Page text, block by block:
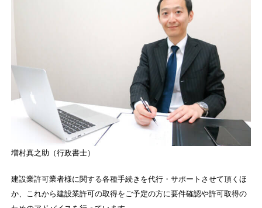
増村真之助（行政書士）
建設業許可業者様に関する各種手続きを代行・サポートさせて頂くほ
か、これから建設業許可の取得をご予定の方に要件確認や許可取得の